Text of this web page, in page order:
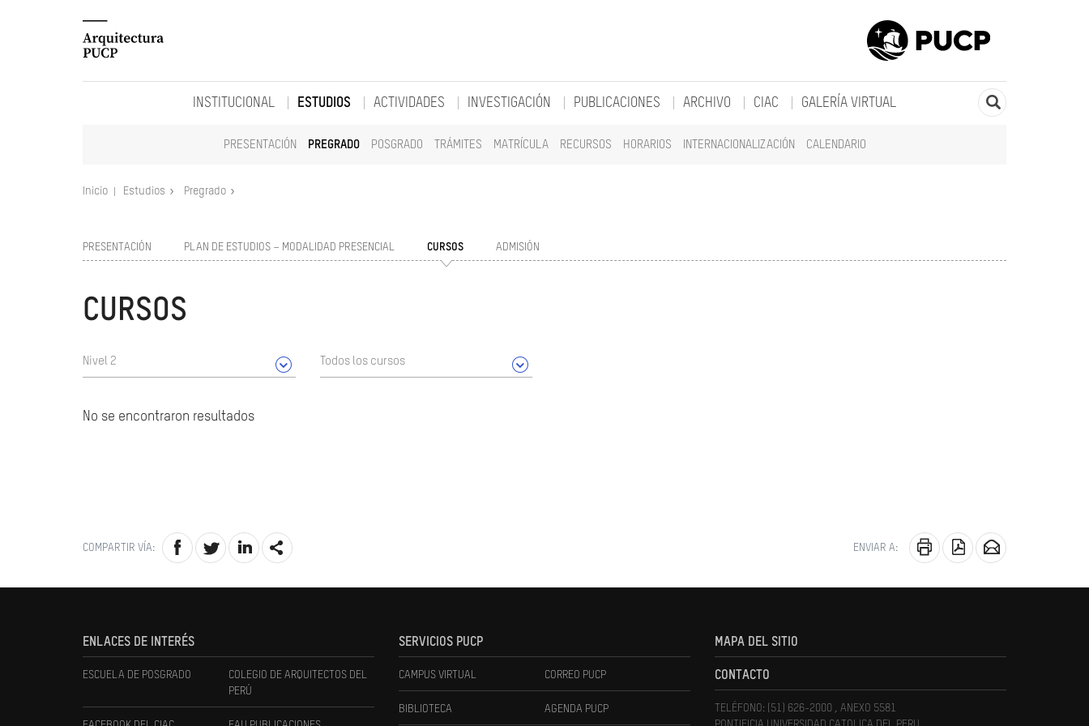
INSTITUCIONAL ESTUDIOS
PRESENTACIÓN PREGRADO POSGRADO TRÁMITES MATRÍCULA RECURSOS HORARIOS INTERNACIONALIZACIÓN CALENDARIO
ACTIVIDADES INVESTIGACIÓN PUBLICACIONES ARCHIVO CIAC GALERÍA VIRTUAL
Inicio Estudios Pregrado
PRESENTACIÓN PLAN DE ESTUDIOS – MODALIDAD PRESENCIAL CURSOS ADMISIÓN
CURSOS
Nivel 2 Todos los cursos
No se encontraron resultados
COMPARTIR VÍA: ENVIAR A:
ENLACES DE INTERÉS
ESCUELA DE POSGRADO
COLEGIO DE ARQUITECTOS DEL
PERÚ
SERVICIOS PUCP
CAMPUS VIRTUAL CORREO PUCP
BIBLIOTECA AGENDA PUCP
MAPA DEL SITIO
CONTACTO
TELÉFONO: (51) 626-2000 , ANEXO 5581